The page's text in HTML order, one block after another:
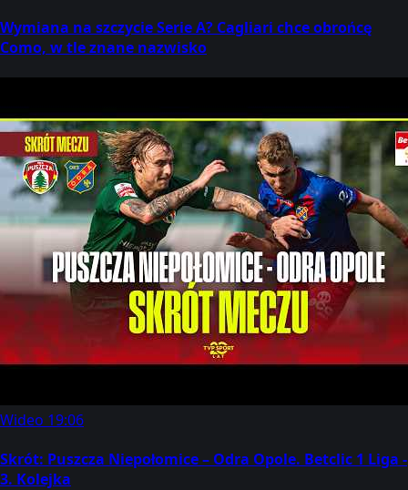
Wymiana na szczycie Serie A? Cagliari chce obrońcę
Como, w tle znane nazwisko
Wideo 19:06
Skrót: Puszcza Niepołomice – Odra Opole. Betclic 1 Liga -
3. Kolejka